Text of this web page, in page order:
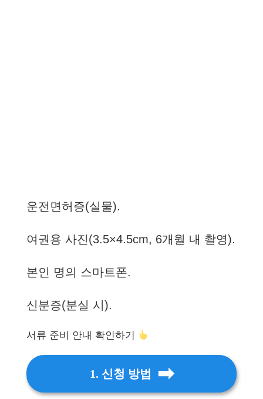
운전면허증(실물).
여권용 사진(3.5×4.5cm, 6개월 내 촬영).
본인 명의 스마트폰.
신분증(분실 시).
서류 준비 안내 확인하기
1. 신청 방법